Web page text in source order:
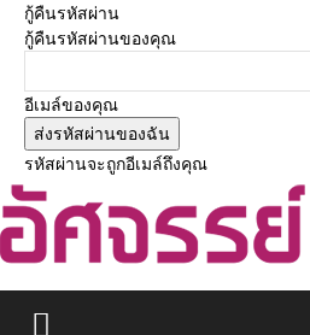
กู้คืนรหัสผ่าน
กู้คืนรหัสผ่านของคุณ
อีเมล์ของคุณ
รหัสผ่านจะถูกอีเมล์ถึงคุณ